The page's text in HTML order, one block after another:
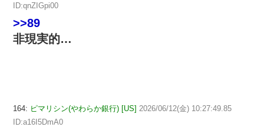
ID:qnZIGpi00
>>89
非現実的…
164: ピマリシン(やわらか銀行) [US] 2026/06/12(金) 10:27:49.85
ID:a16I5DmA0